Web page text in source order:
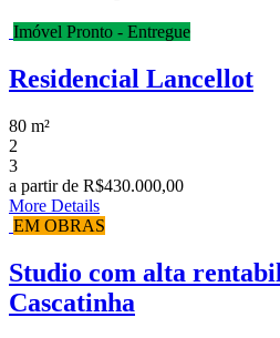
Imóvel Pronto - Entregue
Residencial Lancellot
80 m²
2
3
a partir de R$430.000,00
More Details
EM OBRAS
Studio com alta
Cascatinha